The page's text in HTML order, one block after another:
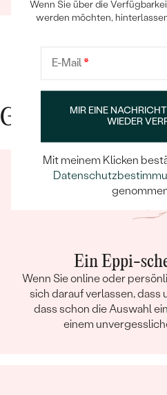
Gute Gründe für
Ein Eppi-
Wenn Sie online oder
sich darauf verlassen, dass
dass schon die Auswahl
einem
Wenn Sie über die
werden möchten,
E-Mail*
MIR EINE
WIEDER
Mit meinem Klicken